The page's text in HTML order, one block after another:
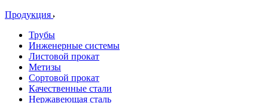
Продукция
Трубы
Инженерные системы
Листовой прокат
Метизы
Сортовой прокат
Качественные стали
Нержавеющая сталь